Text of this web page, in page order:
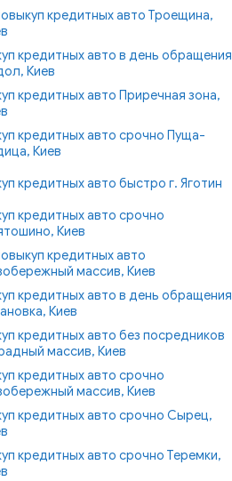
кредитных авто Троещина,
кредитных авто в день обращения
Киев
кредитных авто Приречная зона,
кредитных авто срочно Пуща-
Киев
кредитных авто быстро г. Яготин
кредитных авто срочно
Киев
кредитных авто
массив, Киев
кредитных авто в день обращения
Киев
кредитных авто без посредников
массив, Киев
кредитных авто срочно
массив, Киев
кредитных авто срочно Сырец,
кредитных авто срочно Теремки,